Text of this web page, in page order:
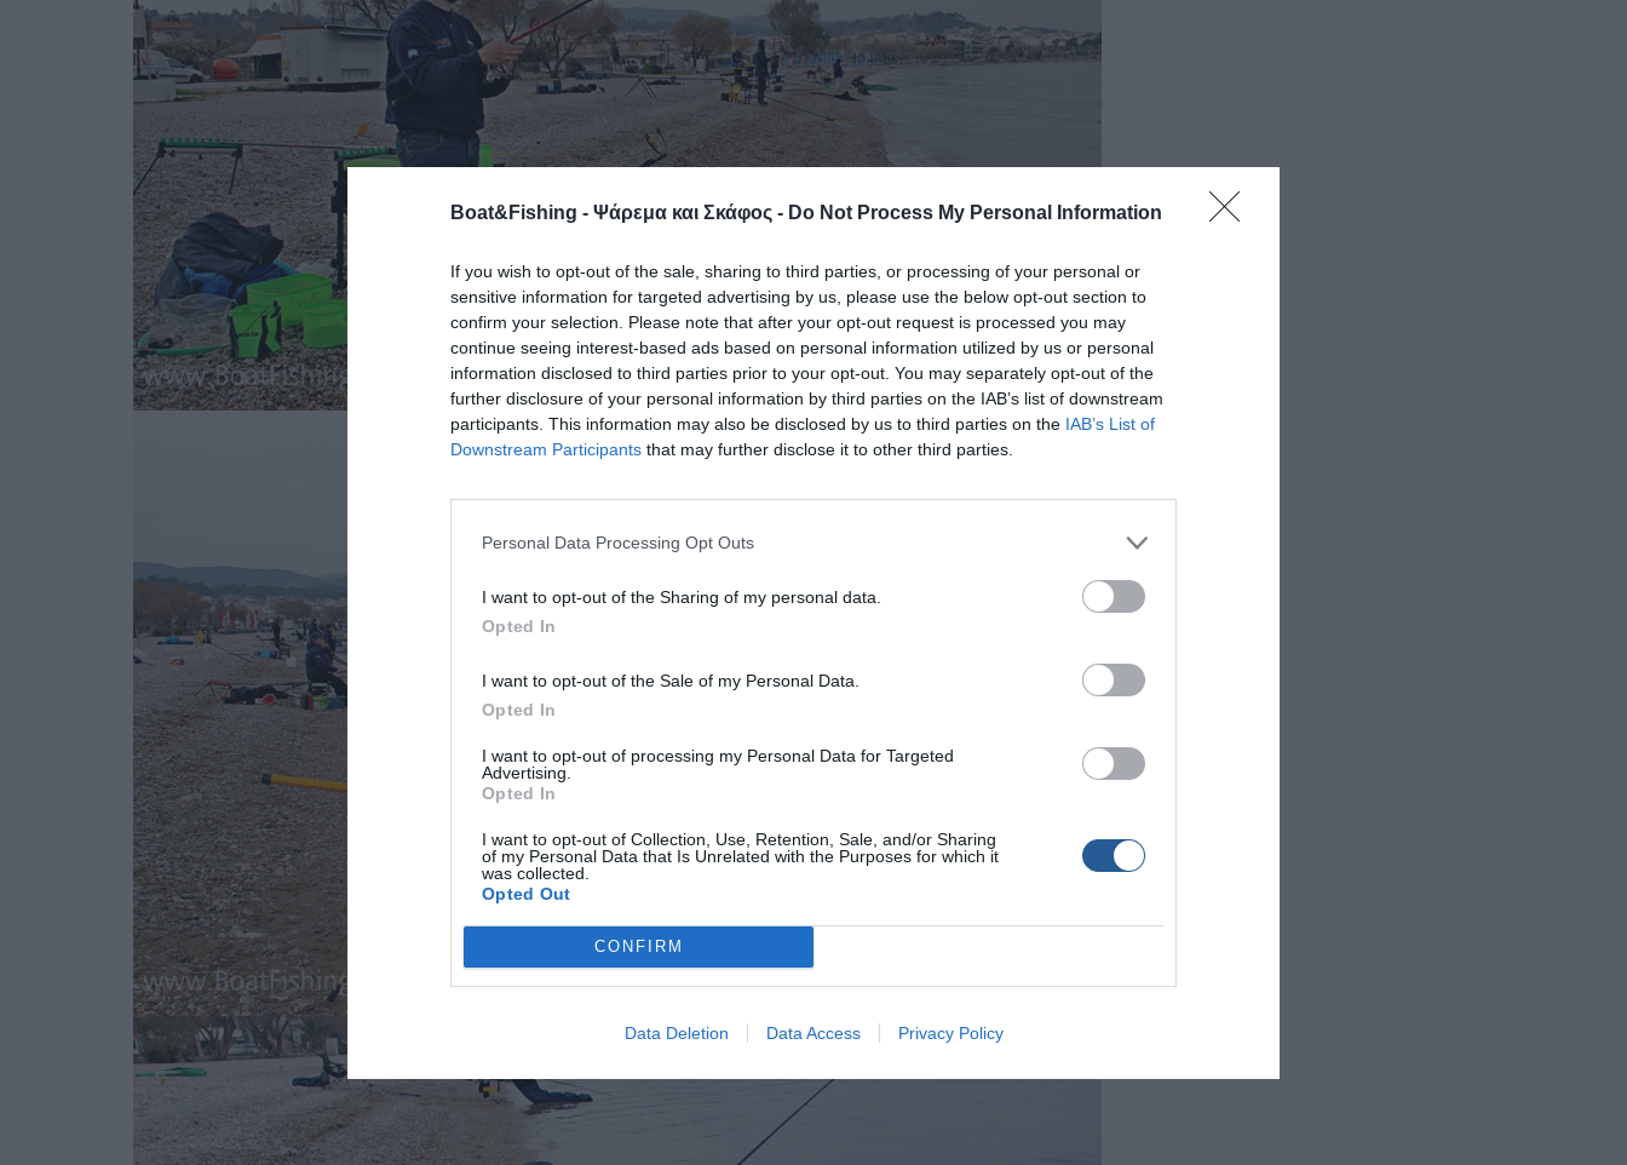
Boat&Fishing - Ψάρεμα και Σκάφος - Do Not Process My Personal Information
If you wish to opt-out of the sale, sharing to third parties, or processing of your personal or
sensitive information for targeted advertising by us, please use the below opt-out section to
confirm your selection. Please note that after your opt-out request is processed you may
continue seeing interest-based ads based on personal information utilized by us or personal
information disclosed to third parties prior to your opt-out. You may separately opt-out of the
further disclosure of your personal information by third parties on the IAB’s list of downstream
participants. This information may also be disclosed by us to third parties on the IAB’s List of
Downstream Participants that may further disclose it to other third parties.
Personal Data Processing Opt Outs
I want to opt-out of the Sharing of my personal data.
Opted In
I want to opt-out of the Sale of my Personal Data.
Opted In
I want to opt-out of processing my Personal Data for Targeted
Advertising.
Opted In
I want to opt-out of Collection, Use, Retention, Sale, and/or Sharing
of my Personal Data that Is Unrelated with the Purposes for which it
was collected.
Opted Out
CONFIRM
Data Deletion Data Access Privacy Policy